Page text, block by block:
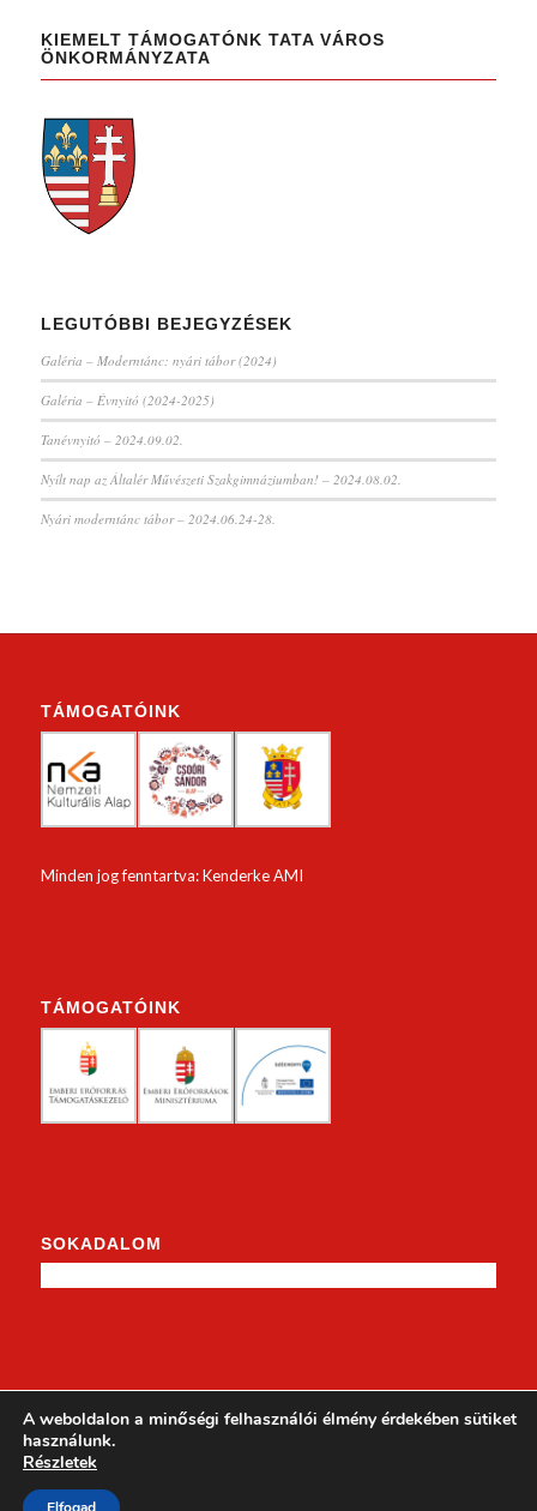
KIEMELT TÁMOGATÓNK TATA VÁROS
ÖNKORMÁNYZATA
LEGUTÓBBI BEJEGYZÉSEK
Galéria – Moderntánc: nyári tábor (2024)
Galéria – Évnyitó (2024-2025)
Tanévnyitó – 2024.09.02.
Nyílt nap az Általér Művészeti Szakgimnáziumban! – 2024.08.02.
Nyári moderntánc tábor – 2024.06.24-28.
TÁMOGATÓINK
Minden jog fenntartva: Kenderke AMI
TÁMOGATÓINK
SOKADALOM
A weboldalon a minőségi felhasználói élmény érdekében sütiket
használunk.
Részletek